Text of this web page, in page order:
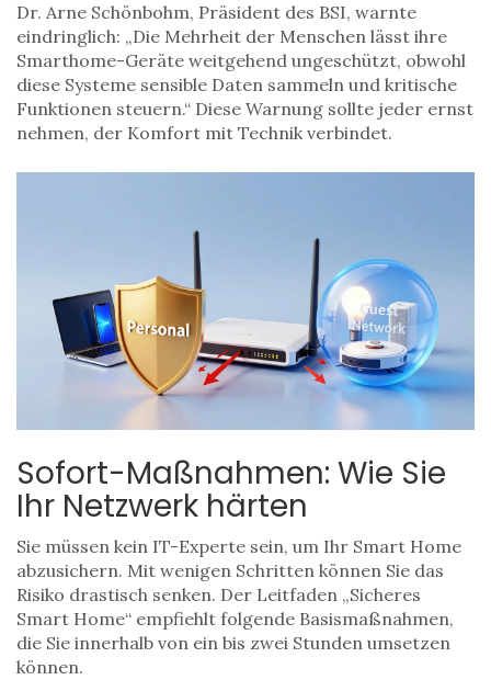
Dr. Arne Schönbohm, Präsident des BSI, warnte
eindringlich: „Die Mehrheit der Menschen lässt ihre
Smarthome-Geräte weitgehend ungeschützt, obwohl
diese Systeme sensible Daten sammeln und kritische
Funktionen steuern.“ Diese Warnung sollte jeder ernst
nehmen, der Komfort mit Technik verbindet.
Sofort-Maßnahmen: Wie Sie
Ihr Netzwerk härten
Sie müssen kein IT-Experte sein, um Ihr Smart Home
abzusichern. Mit wenigen Schritten können Sie das
Risiko drastisch senken. Der Leitfaden „Sicheres
Smart Home“ empfiehlt folgende Basismaßnahmen,
die Sie innerhalb von ein bis zwei Stunden umsetzen
können.